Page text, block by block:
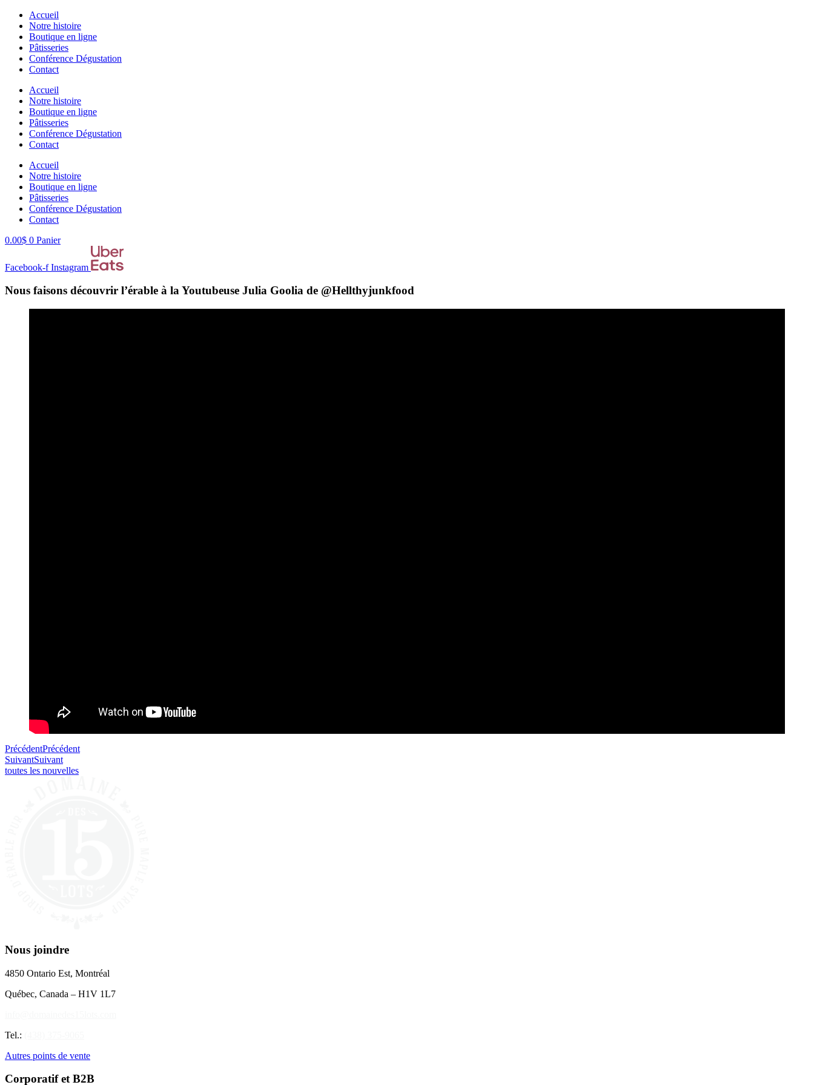
Aller
contenu
Accueil
Notre histoire
Boutique en ligne
Pâtisseries
Conférence Dégustation
Contact
Accueil
Notre histoire
Boutique en ligne
Pâtisseries
Conférence Dégustation
Contact
Accueil
Notre histoire
Boutique en ligne
Pâtisseries
Conférence Dégustation
Contact
0.00$ 0 Panier
Facebook-f Instagram
Nous faisons découvrir l’érable à la Youtubeuse Julia Goolia de @Hellthyjunkfood
PrécédentPrécédent
SuivantSuivant
toutes les nouvelles
Nous joindre
4850 Ontario Est, Montréal
Québec, Canada – H1V 1L7
Tel.:
Autres points de vente
Corporatif et B2B